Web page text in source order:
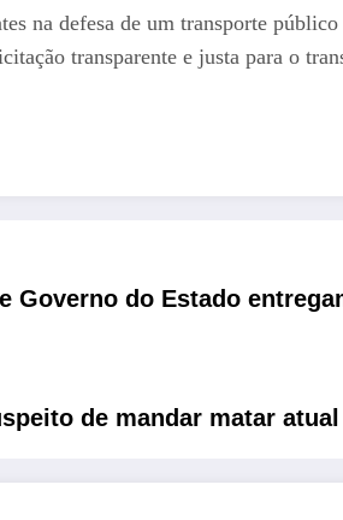
na defesa de um transporte
transparente e justa para o
Governo do Estado
de mandar matar